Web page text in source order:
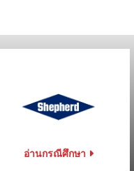
อ่านกรณีศึกษา